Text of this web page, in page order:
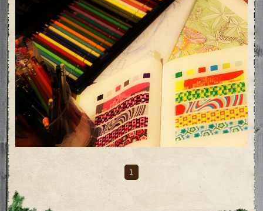
1